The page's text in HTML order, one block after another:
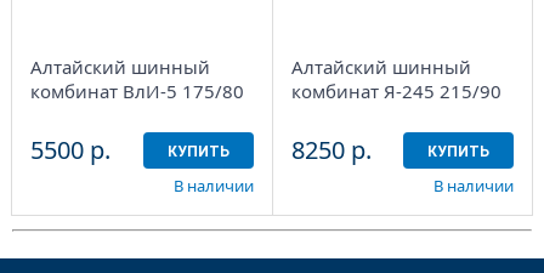
Алтайский шинный
комбинат ВлИ-5 175/80
5500 р. КУПИТЬ
В наличии
в наличии 1 шт
Алтайский шинный
комбинат Я-245 215/90
8250 р. КУПИТЬ
В наличии